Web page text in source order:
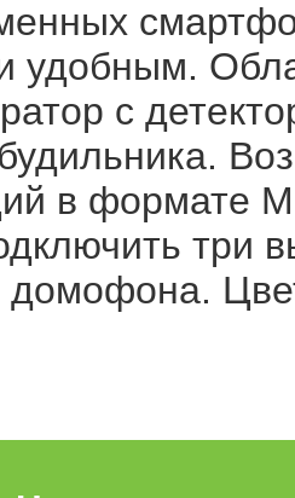
удобным.
с
в формате
домофона.